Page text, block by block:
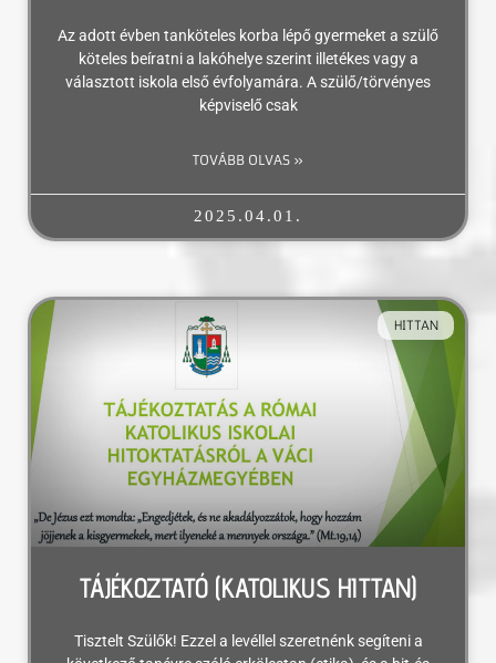
Az adott évben tanköteles korba lépő gyermeket a szülő
köteles beíratni a lakóhelye szerint illetékes vagy a
választott iskola első évfolyamára. A szülő/törvényes
képviselő csak
TOVÁBB OLVAS »
2025.04.01.
HITTAN
TÁJÉKOZTATÓ (KATOLIKUS HITTAN)
Tisztelt Szülők! Ezzel a levéllel szeretnénk segíteni a